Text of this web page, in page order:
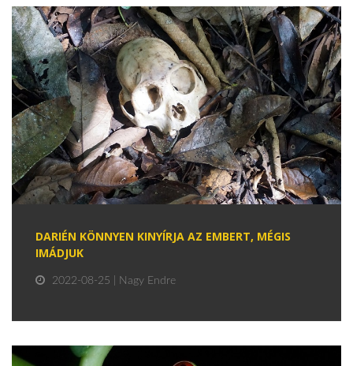
DARIÉN KÖNNYEN KINYÍRJA AZ EMBERT, MÉGIS
IMÁDJUK
2022-08-25 | Nagy Endre